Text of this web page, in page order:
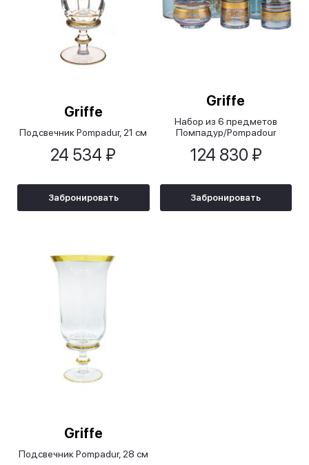
Griffe
Подсвечник Pompadur, 21 см
24 534 ₽
Забронировать
Griffe
Набор из 6 предметов
Помпадур/Pompadour
124 830 ₽
Забронировать
Griffe
Подсвечник Pompadur, 28 см